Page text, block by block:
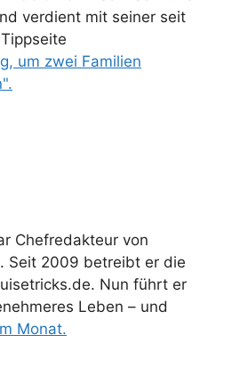
verdient mit seiner seit
um zwei Familien
Chefredakteur von
Seit 2009 betreibt er die
Nun führt er
Leben – und
Monat.